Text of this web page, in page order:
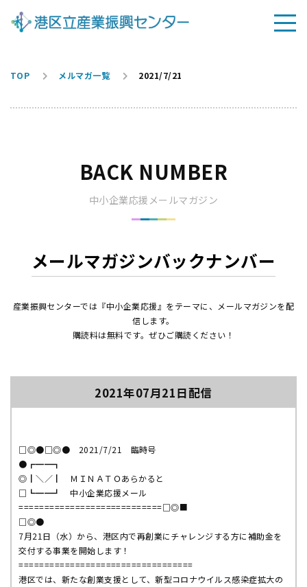
TOP メルマガ一覧 2021/7/21
BACK NUMBER
中小企業応援メールマガジン
メールマガジンバックナンバー
産業振興センターでは『中小企業応援』をテーマに、メールマガジンを配
信します。
購読料は無料です。ぜひご購読ください！
2021年07月21日配信
□◎●□◎● 2021/7/21 臨時号
●┏━━┓
◎┃＼／┃ ＭＩＮＡＴＯあらかると
□┗━━┛ 中小企業応援メール
============================□◎■
□◎●
7月21日（水）から、 港区内で再創業にチャレンジする方に補助金を
交付する事業を開始 します！
==================================
港区では、新たな創業支援として、新型コロナウイルス感染症拡大の